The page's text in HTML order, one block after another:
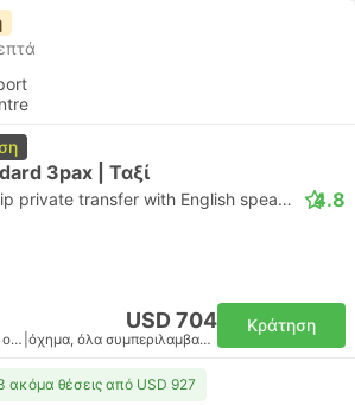
3pax | Ταξί
Daytrip private transfer with English speaking driver 4.8
USD 704
Συμπεριλαμβάνονται οι φόροι όχημα, όλα συμπεριλαμβανομένου
Κράτηση
ακόμα θέσεις από USD 927